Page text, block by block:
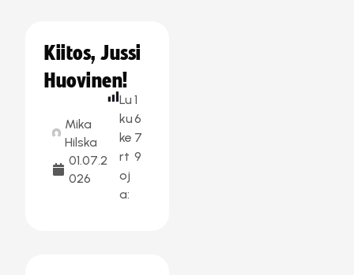
Kiitos, Jussi
Huovinen!
Mika
Hilska
01.07.2
026
Lu
ku
ke
rt
oj
a:
1
6
7
9